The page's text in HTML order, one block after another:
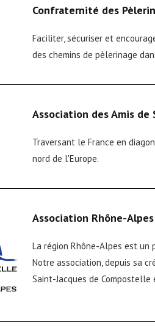
Confraternité des
Faciliter, sécuriser et
des chemins de pèlerinage
Association des Amis
Traversant le France en
nord de l'Europe.
Association Rhône-
La région Rhône-Alpes est un
Notre association, depuis sa
Saint-Jacques de